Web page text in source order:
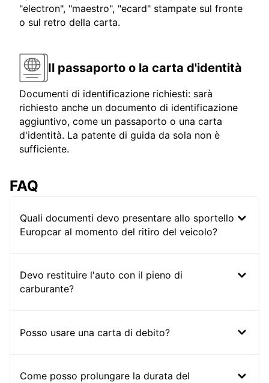
"electron", "maestro", "ecard" stampate sul fronte
o sul retro della carta.
Il passaporto o la carta d'identità
Documenti di identificazione richiesti: sarà
richiesto anche un documento di identificazione
aggiuntivo, come un passaporto o una carta
d'identità. La patente di guida da sola non è
sufficiente.
FAQ
Quali documenti devo presentare allo sportello
Europcar al momento del ritiro del veicolo?
Devo restituire l'auto con il pieno di
carburante?
Posso usare una carta di debito?
Come posso prolungare la durata del